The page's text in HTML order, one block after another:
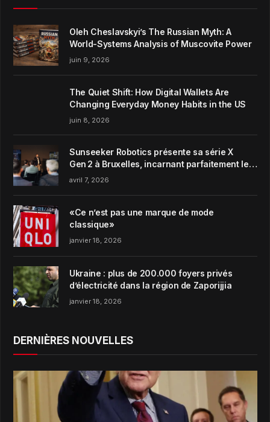
Oleh Cheslavskyi’s The Russian Myth: A
World-Systems Analysis of Muscovite Power
juin 9, 2026
The Quiet Shift: How Digital Wallets Are
Changing Everyday Money Habits in the US
juin 8, 2026
Sunseeker Robotics présente sa série X
Gen 2 à Bruxelles, incarnant parfaitement le
concept de Garden Harmony de la marque
avril 7, 2026
«Ce n’est pas une marque de mode
classique»
janvier 18, 2026
Ukraine : plus de 200.000 foyers privés
d’électricité dans la région de Zaporijjia
janvier 18, 2026
DERNIÈRES NOUVELLES